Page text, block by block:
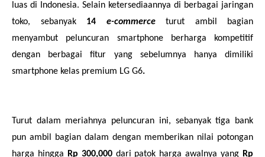
luas di Indonesia. Selain ketersediaannya di berbagai jaringan
toko, sebanyak 14 e-commerce
turut ambil bagian
menyambut peluncuran smartphone berharga kompetitif
dengan berbagai fitur yang sebelumnya hanya dimiliki
smartphone kelas premium LG G6.
Turut dalam meriahnya peluncuran ini, sebanyak tiga bank
pun ambil bagian dalam dengan memberikan nilai potongan
harga hingga
Rp 300,000dari patok harga awalnya yang Rp